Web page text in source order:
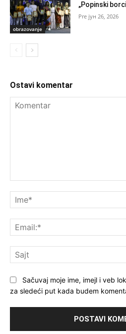
obrazovanje
„Popinski
јун 26, 2026
Ostavi komentar
Sačuvaj moje ime, imejl i veb
za sledeći put kada budem